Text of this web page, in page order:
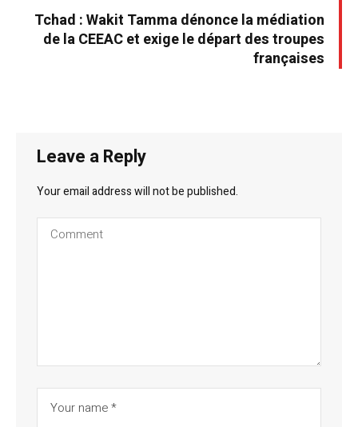
Tchad : Wakit Tamma dénonce la médiation
de la CEEAC et exige le départ des troupes
françaises
Leave a Reply
Your email address will not be published.